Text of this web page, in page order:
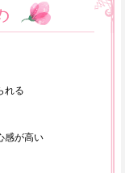
れる
感が高い